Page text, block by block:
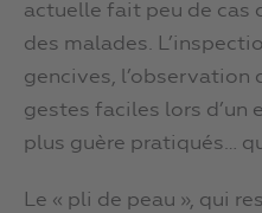
actuelle fait peu de cas
des malades.
gencives, l’observation
gestes faciles lors d’un
plus guère pratiqués…
Le « pli de peau », qui